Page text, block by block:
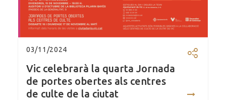
03/11/2024
Vic celebrarà la quarta Jornada
de portes obertes als centres
de culte de la ciutat